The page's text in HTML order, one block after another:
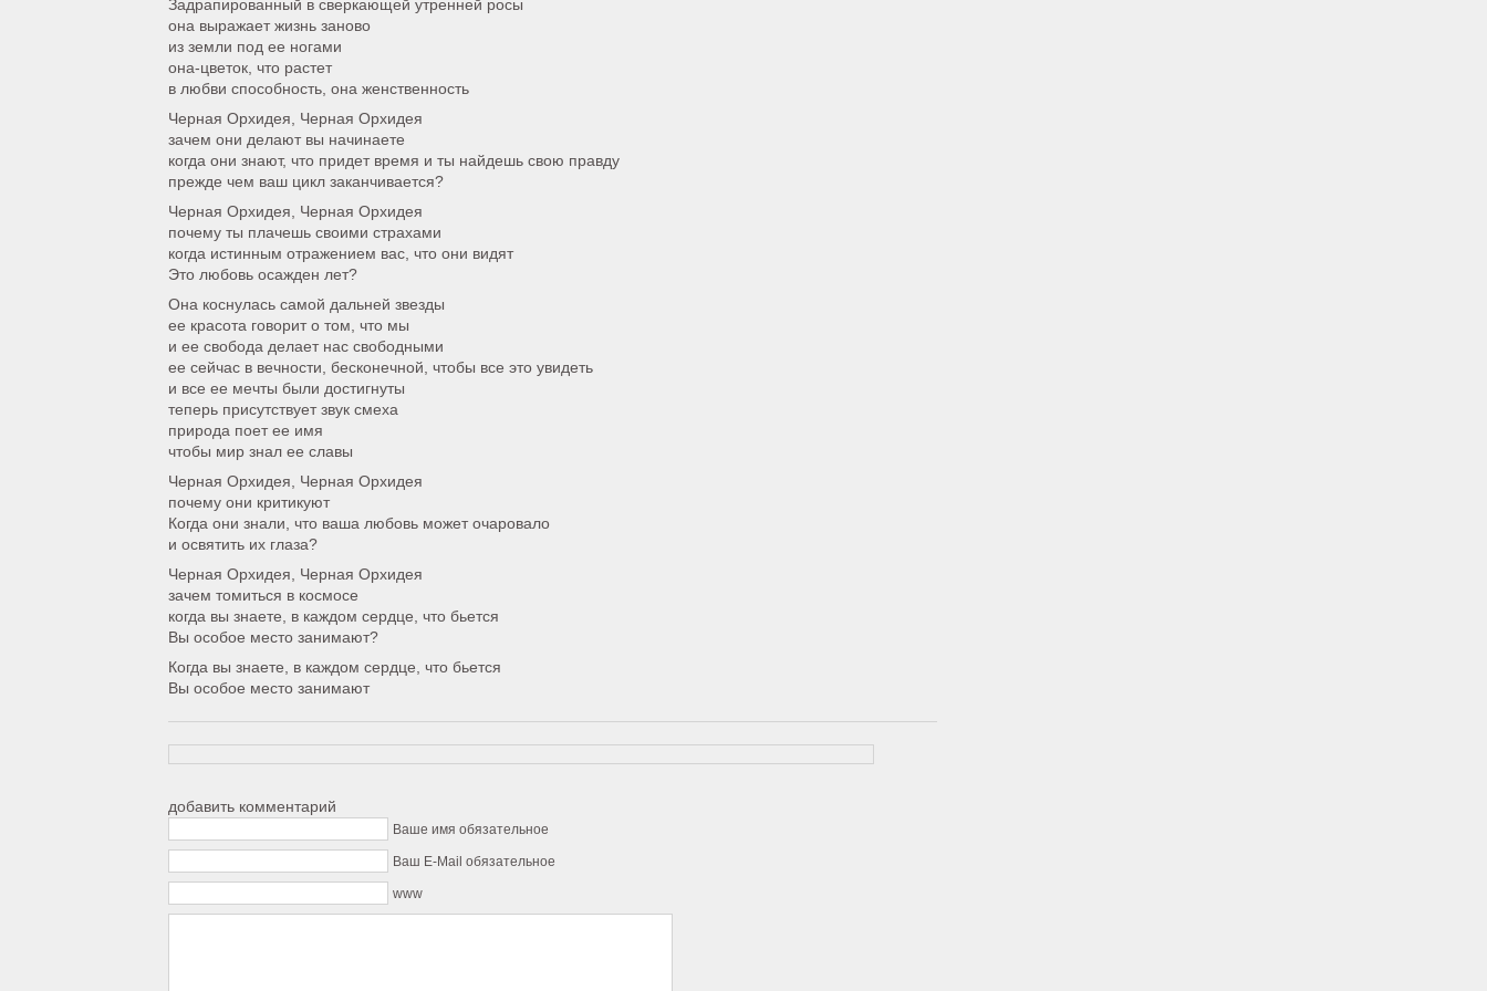
Задрапированный в сверкающей утренней росы
она выражает жизнь заново
из земли под ее ногами
она-цветок, что растет
в любви способность, она женственность
Черная Орхидея, Черная Орхидея
зачем они делают вы начинаете
когда они знают, что придет время и ты найдешь свою правду
прежде чем ваш цикл заканчивается?
Черная Орхидея, Черная Орхидея
почему ты плачешь своими страхами
когда истинным отражением вас, что они видят
Это любовь осажден лет?
Она коснулась самой дальней звезды
ее красота говорит о том, что мы
и ее свобода делает нас свободными
ее сейчас в вечности, бесконечной, чтобы все это увидеть
и все ее мечты были достигнуты
теперь присутствует звук смеха
природа поет ее имя
чтобы мир знал ее славы
Черная Орхидея, Черная Орхидея
почему они критикуют
Когда они знали, что ваша любовь может очаровало
и освятить их глаза?
Черная Орхидея, Черная Орхидея
зачем томиться в космосе
когда вы знаете, в каждом сердце, что бьется
Вы особое место занимают?
Когда вы знаете, в каждом сердце, что бьется
Вы особое место занимают
добавить комментарий
Ваше имя обязательное
Ваш E-Mail обязательное
www